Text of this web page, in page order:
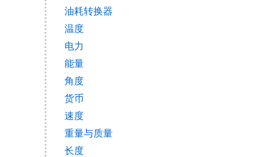
油耗转换器
温度
电力
能量
角度
货币
速度
重量与质量
长度